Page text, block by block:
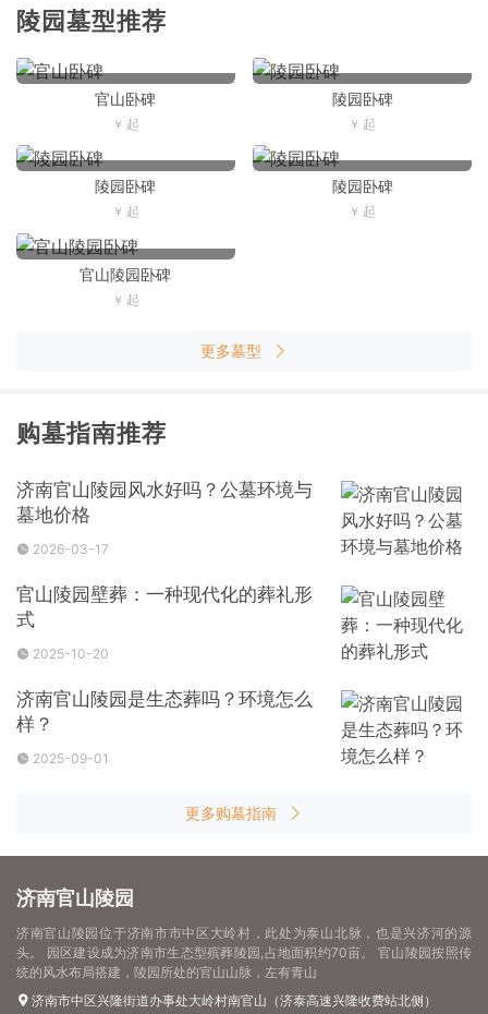
陵园墓型推荐
官山卧碑 陵园卧碑
陵园卧碑 陵园卧碑
官山陵园卧碑
更多墓型
购墓指南推荐
济南官山陵园风水好吗？公墓环境与
墓地价格
2026-03-17
官山陵园壁葬：一种现代化的葬礼形
式
2025-10-20
济南官山陵园是生态葬吗？环境怎么
样？
2025-09-01
更多购墓指南
济南官山陵园
济南官山陵园位于济南市市中区大岭村，此处为泰山北脉，也是兴济河的源
头。 园区建设成为济南市生态型殡葬陵园,占地面积约70亩。 官山陵园按照传
统的风水布局搭建，陵园所处的官山山脉，左有青山
济南市中区兴隆街道办事处大岭村南官山（济泰高速兴隆收费站北侧）